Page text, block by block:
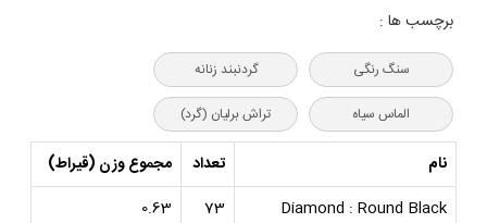
برچسب ها :
سنگ رنگی گردنبند زنانه
الماس سیاه تراش برلیان (گرد)
نام تعداد
مجموع وزن (قیراط)
Diamond : Round Black
73
0.63